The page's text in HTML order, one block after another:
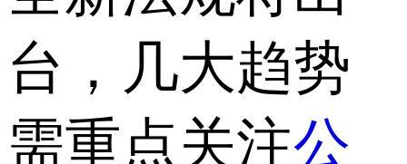
台，几大趋势
需重点关注公